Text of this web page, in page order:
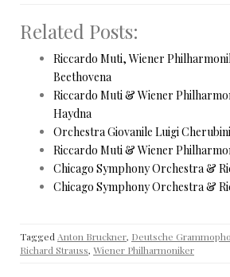
Related Posts:
Riccardo Muti, Wiener
Beethovena
Riccardo Muti & Wiener
Haydna
Orchestra Giovanile Luigi
Riccardo Muti & Wiener
Chicago Symphony Orchestra &
Chicago Symphony Orchestra &
Tagged Anton Bruckner, Deutsche
Richard Strauss, Wiener Philharmoniker